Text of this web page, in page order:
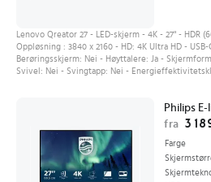
Lenovo Qreator 27 - LED-skjerm - 4K - 27" - HDR
Oppløsning : 3840 x 2160 - HD: 4K Ultra HD - USB-
Berøringsskjerm: Nei - Høyttalere: Ja -
Svivel: Nei - Svingtapp: Nei -
Philips E-
fra 3
Farge